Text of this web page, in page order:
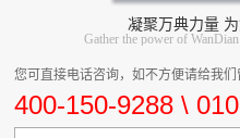
凝聚万典力量
Gather the power of
您可直接电话咨询，如不方便请给我
400-150-9288 \